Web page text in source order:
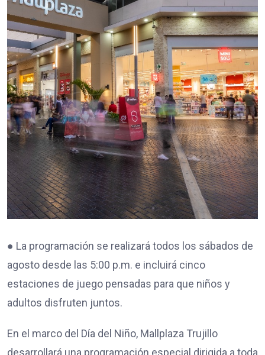
● La programación se realizará todos los sábados de
agosto desde las 5:00 p.m. e incluirá cinco
estaciones de juego pensadas para que niños y
adultos disfruten juntos.
En el marco del Día del Niño, Mallplaza Trujillo
desarrollará una programación especial dirigida a toda